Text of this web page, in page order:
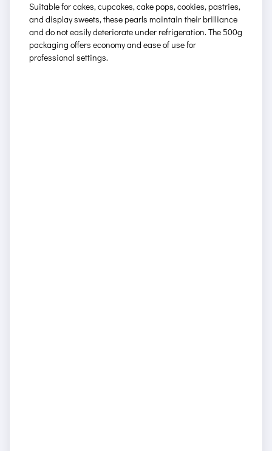
Suitable for cakes, cupcakes, cake pops, cookies, pastries,
and display sweets, these pearls maintain their brilliance
and do not easily deteriorate under refrigeration. The 500g
packaging offers economy and ease of use for
professional settings.